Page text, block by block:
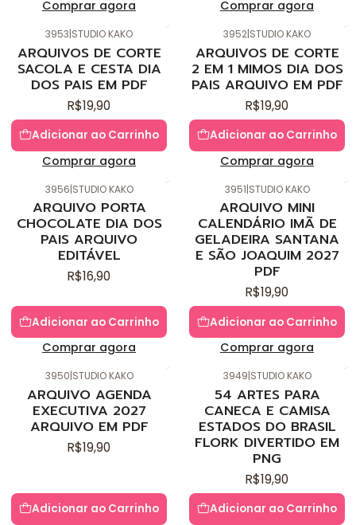
Comprar agora Comprar agora
3953|STUDIO KAKO
ARQUIVOS DE CORTE
SACOLA E CESTA DIA
DOS PAIS EM PDF
R$19,90
Adicionar ao Carrinho
Comprar agora
3952|STUDIO KAKO
ARQUIVOS DE CORTE
2 EM 1 MIMOS DIA DOS
PAIS ARQUIVO EM PDF
R$19,90
Adicionar ao Carrinho
Comprar agora
3956|STUDIO KAKO
ARQUIVO PORTA
CHOCOLATE DIA DOS
PAIS ARQUIVO
EDITÁVEL
R$16,90
Adicionar ao Carrinho
Comprar agora
3951|STUDIO KAKO
ARQUIVO MINI
CALENDÁRIO IMÃ DE
GELADEIRA SANTANA
E SÃO JOAQUIM 2027
PDF
R$19,90
Adicionar ao Carrinho
Comprar agora
3950|STUDIO KAKO
ARQUIVO AGENDA
EXECUTIVA 2027
ARQUIVO EM PDF
R$19,90
Adicionar ao Carrinho
3949|STUDIO KAKO
54 ARTES PARA
CANECA E CAMISA
ESTADOS DO BRASIL
FLORK DIVERTIDO EM
PNG
R$19,90
Adicionar ao Carrinho